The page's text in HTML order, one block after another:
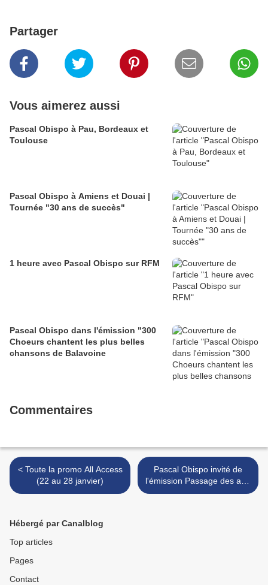
Partager
Vous aimerez aussi
Pascal Obispo à Pau, Bordeaux et
Toulouse
Pascal Obispo à Amiens et Douai |
Tournée "30 ans de succès"
1 heure avec Pascal Obispo sur RFM
Pascal Obispo dans l'émission "300
Choeurs chantent les plus belles
chansons de Balavoine
Commentaires
< Toute la promo All Access
(22 au 28 janvier)
Pascal Obispo invité de
l'émission Passage des arts
>
Hébergé par Canalblog
Top articles
Pages
Contact